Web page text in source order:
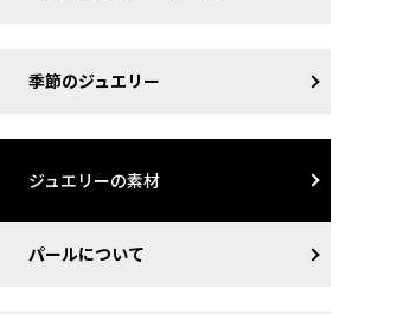
季節のジュエリー
ジュエリーの素材
パールについて